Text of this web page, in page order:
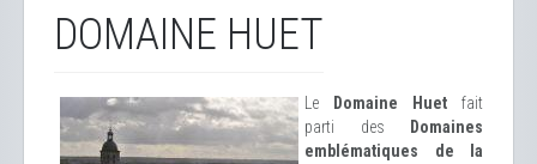
DOMAINE HUET
Le Domaine Huet fait
parti des
Domaines
emblématiques de la